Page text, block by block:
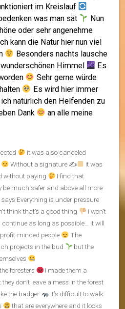
im Kreislauf
was man sät
Nun
oder sehr angenehme
kann die Natur hier nun viel
Besonders nachts lausche
Himmel
Es
Sehr gerne würde
Es wird hier immer
natürlich den Helfenden zu
Dank
an alle meine
it was also canceled
Without a signature ✍
it was
without paying
I find that
be much safer and above all more
Everything is under pressure
think that’s a good thing
I won’t
as long as possible… it will
minded people
The
projects in the bud
but the
foresters
I made them a
don’t leave a mess in the forest
the badger
it’s difficult to walk
that are everywhere and it looks